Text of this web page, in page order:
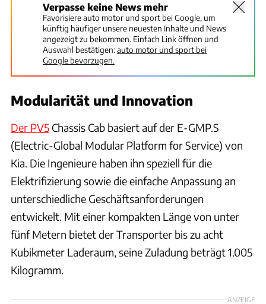
Verpasse keine News mehr
Favorisiere auto motor und sport bei Google, um
künftig häufiger unsere neuesten Inhalte und News
angezeigt zu bekommen. Einfach Link öffnen und
Auswahl bestätigen:auto motor und sport bei
Google bevorzugen.
Modularität und Innovation
Der PV5 Chassis Cab basiert auf der E-GMP.S
(Electric-Global Modular Platform for Service) von
Kia. Die Ingenieure haben ihn speziell für die
Elektrifizierung sowie die einfache Anpassung an
unterschiedliche Geschäftsanforderungen
entwickelt. Mit einer kompakten Länge von unter
fünf Metern bietet der Transporter bis zu acht
Kubikmeter Laderaum, seine Zuladung beträgt 1.005
Kilogramm.
ANZEIGE